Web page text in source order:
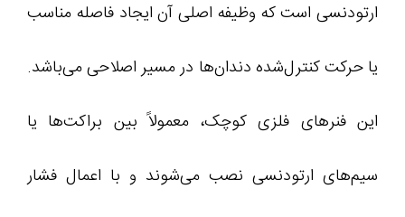
ارتودنسی است که وظیفه اصلی آن ایجاد فاصله مناسب
یا حرکت کنترل‌شده دندان‌ها در مسیر اصلاحی می‌باشد.
این فنرهای فلزی کوچک، معمولاً بین براکت‌ها یا
سیم‌های ارتودنسی نصب می‌شوند و با اعمال فشار